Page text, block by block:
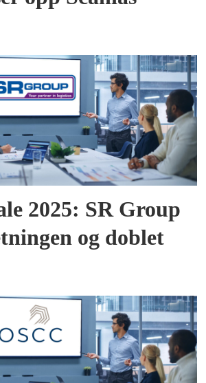
2025: SR Group
og doblet